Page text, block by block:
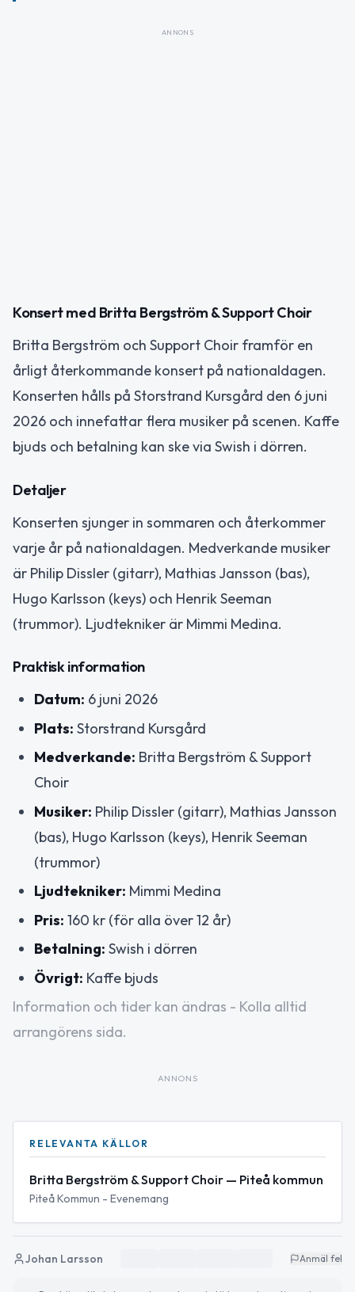
ANNONS
Konsert med Britta Bergström & Support Choir
Britta Bergström och Support Choir framför en
årligt återkommande konsert på nationaldagen.
Konserten hålls på Storstrand Kursgård den 6 juni
2026 och innefattar flera musiker på scenen. Kaffe
bjuds och betalning kan ske via Swish i dörren.
Detaljer
Konserten sjunger in sommaren och återkommer
varje år på nationaldagen. Medverkande musiker
är Philip Dissler (gitarr), Mathias Jansson (bas),
Hugo Karlsson (keys) och Henrik Seeman
(trummor). Ljudtekniker är Mimmi Medina.
Praktisk information
Datum: 6 juni 2026
Plats: Storstrand Kursgård
Medverkande: Britta Bergström & Support
Choir
Musiker: Philip Dissler (gitarr), Mathias Jansson
(bas), Hugo Karlsson (keys), Henrik Seeman
(trummor)
Ljudtekniker: Mimmi Medina
Pris: 160 kr (för alla över 12 år)
Betalning: Swish i dörren
Övrigt: Kaffe bjuds
Information och tider kan ändras - Kolla alltid
arrangörens sida.
ANNONS
RELEVANTA KÄLLOR
Britta Bergström & Support Choir — Piteå kommun
Piteå Kommun - Evenemang
Johan Larsson Anmäl fel